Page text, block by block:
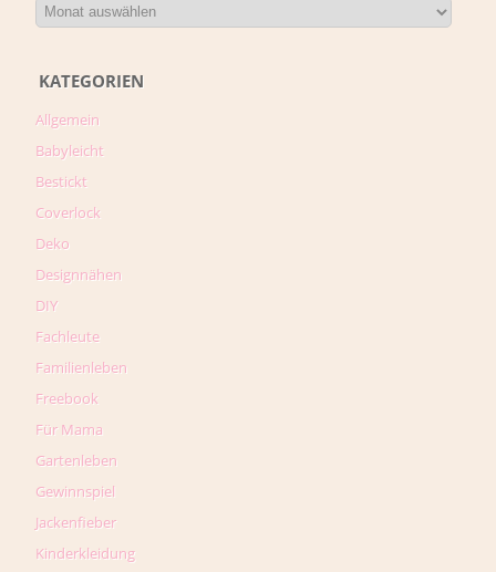
KATEGORIEN
Allgemein
Babyleicht
Bestickt
Coverlock
Deko
Designnähen
DIY
Fachleute
Familienleben
Freebook
Für Mama
Gartenleben
Gewinnspiel
Jackenfieber
Kinderkleidung